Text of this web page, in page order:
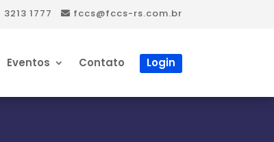
3213 1777 fccs@fccs-rs.com.br
Eventos Contato Login